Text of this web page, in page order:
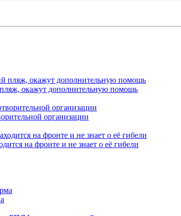
окажут дополнительную помощь
организации
на фронте и не знает о её гибели